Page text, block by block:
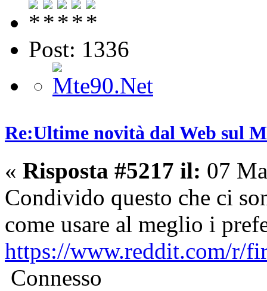
Post: 1336
Re:Ultime novità dal Web sul
« Risposta #5217 il: 07
Condivido questo che ci
come usare al meglio i
https://www.reddit.com/r/
Connesso